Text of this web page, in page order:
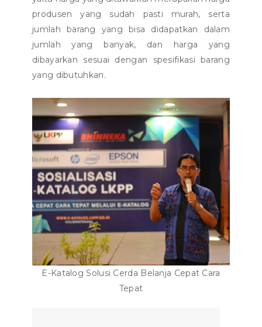
produsen yang sudah pasti murah, serta
jumlah barang yang bisa didapatkan dalam
jumlah yang banyak, dan harga yang
dibayarkan sesuai dengan spesifikasi barang
yang dibutuhkan.
E-Katalog Solusi Cerda Belanja Cepat Cara
Tepat